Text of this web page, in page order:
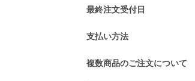
最終注文受付日
支払い方法
複数商品のご注文について